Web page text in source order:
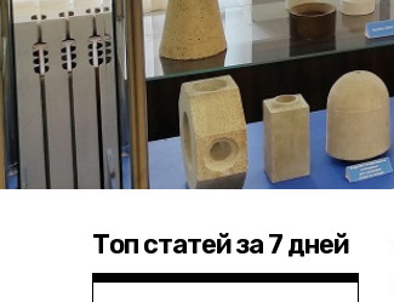
Топ статей за 7 дней